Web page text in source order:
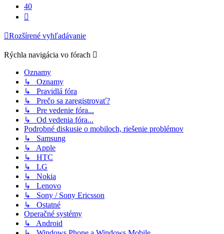
40
Rozšírené vyhľadávanie
Rýchla navigácia vo fórach
Oznamy
↳ Oznamy
↳ Pravidlá fóra
↳ Prečo sa zaregistrovať?
↳ Pre vedenie fóra...
↳ Od vedenia fóra...
Podrobné diskusie o mobiloch, riešenie problémov
↳ Samsung
↳ Apple
↳ HTC
↳ LG
↳ Nokia
↳ Lenovo
↳ Sony / Sony Ericsson
↳ Ostatné
Operačné systémy
↳ Android